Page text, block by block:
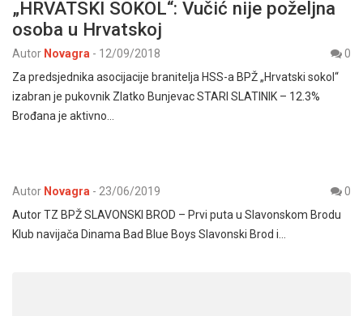
„HRVATSKI SOKOL“: Vučić nije poželjna
osoba u Hrvatskoj
Autor Novagra - 12/09/2018
0
Za predsjednika asocijacije branitelja HSS-a BPŽ „Hrvatski sokol“
izabran je pukovnik Zlatko Bunjevac STARI SLATINIK – 12.3%
Brođana je aktivno…
Autor Novagra - 23/06/2019
0
Autor TZ BPŽ SLAVONSKI BROD – Prvi puta u Slavonskom Brodu
Klub navijača Dinama Bad Blue Boys Slavonski Brod i…